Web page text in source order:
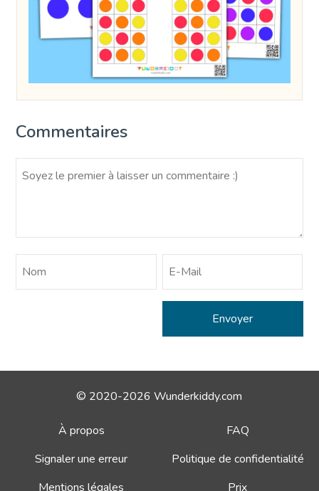
Commentaires
© 2020-2026 Wunderkiddy.com
À propos
FAQ
Signaler une erreur
Politique de confidentialité
Mentions légales
Prix